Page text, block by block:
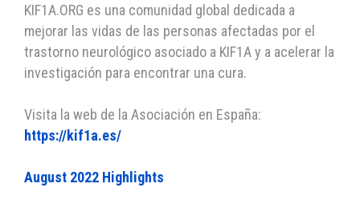
KIF1A.ORG es una comunidad global dedicada a
mejorar las vidas de las personas afectadas por el
trastorno neurológico asociado a KIF1A y a acelerar la
investigación para encontrar una cura.
Visita la web de la Asociación en España:
https://kif1a.es/
August 2022 Highlights